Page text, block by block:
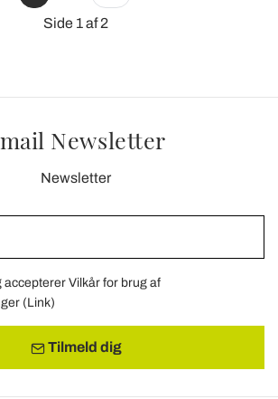
Side 1 af 2
Newsletter
Newsletter
Vilkår for brug af
(Link)
Tilmeld dig